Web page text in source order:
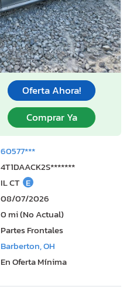
Oferta Ahora!
Comprar Ya
60577***
4T1DAACK2S*******
IL CT E
08/07/2026
0 mi (No Actual)
Partes Frontales
Barberton, OH
En Oferta Mínima